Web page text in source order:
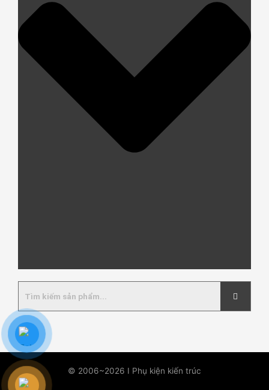
© 2006~2026 I Phụ kiện kiến trúc